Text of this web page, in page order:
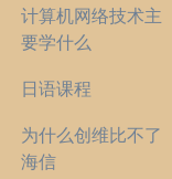
计算机网络技术主
要学什么
日语课程
为什么创维比不了
海信